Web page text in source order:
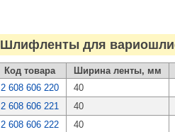
Шлифленты для
Код товара Ширина ленты, мм
2 608 606 220
40
2 608 606 221
40
2 608 606 222
40